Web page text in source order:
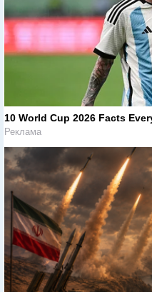
10 World Cup 2026 Facts
Реклама